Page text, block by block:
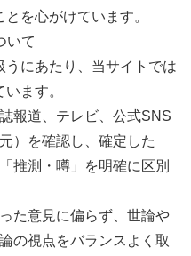
を心がけています。
いて
にあたり、当サイトでは
ます。
誌報道、テレビ、公式SNS
）を確認し、確定した
推測・噂」を明確に区別
た意見に偏らず、世論や
の視点をバランスよく取